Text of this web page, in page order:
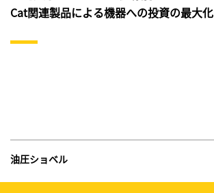
Cat関連製品による機器への投資の最大化
油圧ショベル